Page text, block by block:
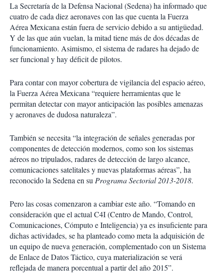
La Secretaría de la Defensa Nacional (Sedena) ha informado que
cuatro de cada diez aeronaves con las que cuenta la Fuerza
Aérea Mexicana están fuera de servicio debido a su antigüedad.
Y de las que aún vuelan, la mitad tiene más de dos décadas de
funcionamiento. Asimismo, el sistema de radares ha dejado de
ser funcional y hay déficit de pilotos.
Para contar con mayor cobertura de vigilancia del espacio aéreo,
la Fuerza Aérea Mexicana “requiere herramientas que le
permitan detectar con mayor anticipación las posibles amenazas
y aeronaves de dudosa naturaleza”.
También se necesita “la integración de señales generadas por
componentes de detección modernos, como son los sistemas
aéreos no tripulados, radares de detección de largo alcance,
comunicaciones satelitales y nuevas plataformas aéreas”, ha
reconocido la Sedena en su Programa Sectorial 2013-2018.
Pero las cosas comenzaron a cambiar este año. “Tomando en
consideración que el actual C4I (Centro de Mando, Control,
Comunicaciones, Cómputo e Inteligencia) ya es insuficiente para
dichas actividades, se ha planteado como meta la adquisición de
un equipo de nueva generación, complementado con un Sistema
de Enlace de Datos Táctico, cuya materialización se verá
reflejada de manera porcentual a partir del año 2015”.